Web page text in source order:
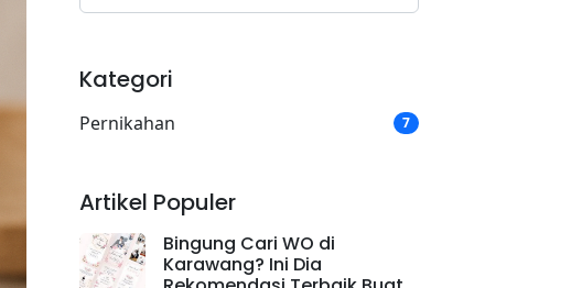
Kategori
Pernikahan 7
Artikel Populer
Bingung Cari WO di
Karawang? Ini Dia